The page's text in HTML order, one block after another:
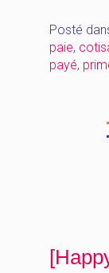
Posté
paie,
payé,